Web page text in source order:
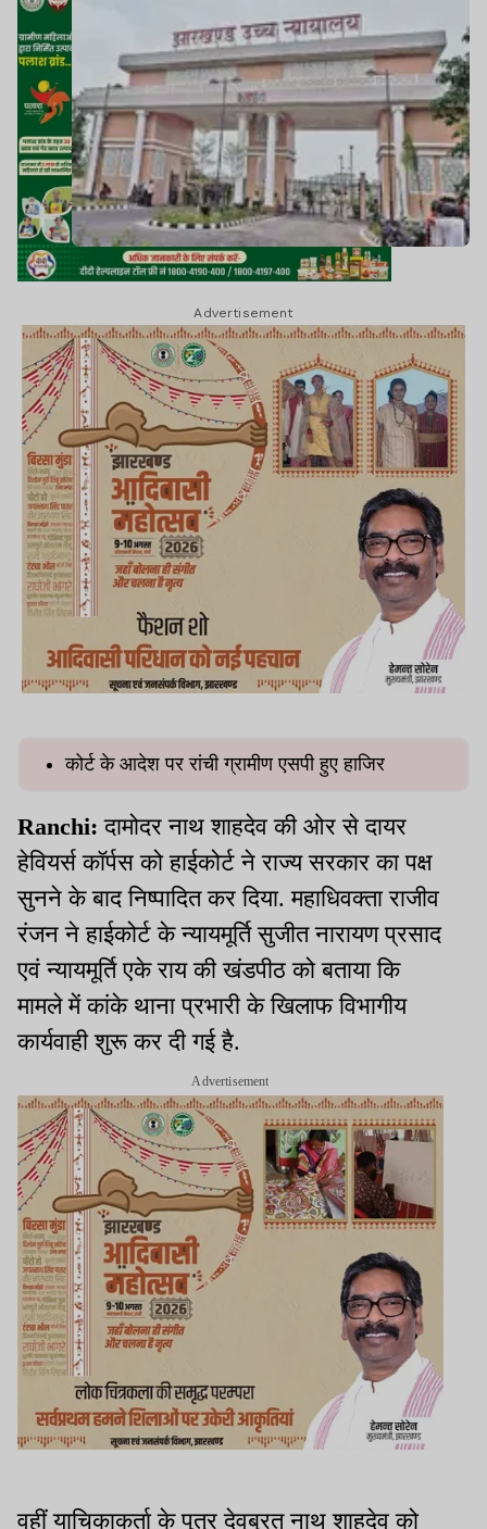
Advertisement
कोर्ट के आदेश पर रांची ग्रामीण एसपी हुए हाजिर
Ranchi: दामोदर नाथ शाहदेव की ओर से दायर
हेवियर्स कॉर्पस को हाईकोर्ट ने राज्य सरकार का पक्ष
सुनने के बाद निष्पादित कर दिया. महाधिवक्ता राजीव
रंजन ने हाईकोर्ट के न्यायमूर्ति सुजीत नारायण प्रसाद
एवं न्यायमूर्ति एके राय की खंडपीठ को बताया कि
मामले में कांके थाना प्रभारी के खिलाफ विभागीय
कार्यवाही शुरू कर दी गई है.
Advertisement
वहीं याचिकाकर्ता के पुत्र देवब्रत नाथ शाहदेव को